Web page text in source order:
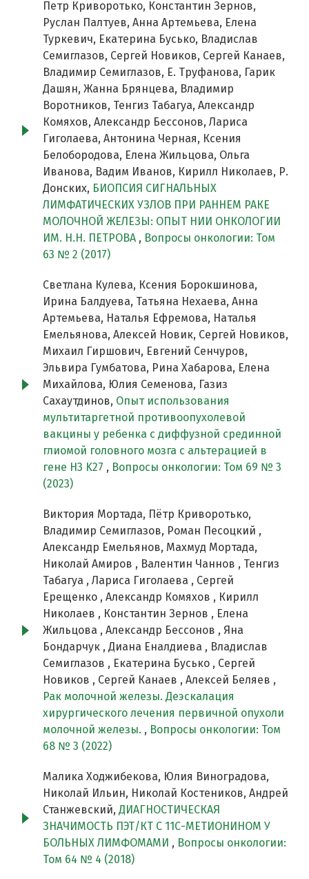
Петр Криворотько, Константин Зернов,
Руслан Палтуев, Анна Артемьева, Елена
Туркевич, Екатерина Бусько, Владислав
Семиглазов, Сергей Новиков, Сергей Канаев,
Владимир Семиглазов, Е. Труфанова, Гарик
Дашян, Жанна Брянцева, Владимир
Воротников, Тенгиз Табагуа, Александр
Комяхов, Александр Бессонов, Лариса
Гиголаева, Антонина Черная, Ксения
Белобородова, Елена Жильцова, Ольга
Иванова, Вадим Иванов, Кирилл Николаев, Р.
Донских, БИОПСИЯ СИГНАЛЬНЫХ
ЛИМФАТИЧЕСКИХ УЗЛОВ ПРИ РАННЕМ РАКЕ
МОЛОЧНОЙ ЖЕЛЕЗЫ: ОПЫТ НИИ ОНКОЛОГИИ
ИМ. Н.Н. ПЕТРОВА , Вопросы онкологии: Том
63 № 2 (2017)
Светлана Кулева, Ксения Борокшинова,
Ирина Балдуева, Татьяна Нехаева, Анна
Артемьева, Наталья Ефремова, Наталья
Емельянова, Алексей Новик, Сергей Новиков,
Михаил Гиршович, Евгений Сенчуров,
Эльвира Гумбатова, Рина Хабарова, Елена
Михайлова, Юлия Семенова, Газиз
Сахаутдинов, Опыт использования
мультитаргетной противоопухолевой
вакцины у ребенка с диффузной срединной
глиомой головного мозга с альтерацией в
гене H3 K27 , Вопросы онкологии: Том 69 № 3
(2023)
Виктория Мортада, Пётр Криворотько,
Владимир Семиглазов, Роман Песоцкий ,
Александр Емельянов, Махмуд Мортада,
Николай Амиров , Валентин Чаннов , Тенгиз
Табагуа , Лариса Гиголаева , Сергей
Ерещенко , Александр Комяхов , Кирилл
Николаев , Константин Зернов , Елена
Жильцова , Александр Бессонов , Яна
Бондарчук , Диана Еналдиева , Владислав
Семиглазов , Екатерина Бусько , Сергей
Новиков , Сергей Канаев , Алексей Беляев ,
Рак молочной железы. Деэскалация
хирургического лечения первичной опухоли
молочной железы. , Вопросы онкологии: Том
68 № 3 (2022)
Малика Ходжибекова, Юлия Виноградова,
Николай Ильин, Николай Костеников, Андрей
Станжевский, ДИАГНОСТИЧЕСКАЯ
ЗНАЧИМОСТЬ ПЭТ/КТ С 11С-МЕТИОНИНОМ У
БОЛЬНЫХ ЛИМФОМАМИ , Вопросы онкологии:
Том 64 № 4 (2018)